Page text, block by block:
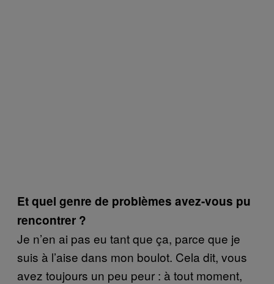
Et quel genre de problèmes avez-vous pu
rencontrer ?
Je n’en ai pas eu tant que ça, parce que je
suis à l’aise dans mon boulot. Cela dit, vous
avez toujours un peu peur : à tout moment,